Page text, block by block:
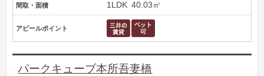
間取・面積 1LDK 40.03㎡
アピールポイント
パークキューブ本所吾妻橋